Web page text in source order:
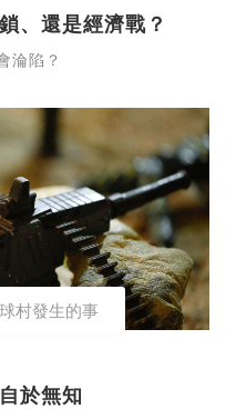
、還是經濟戰？
淪陷？
村發生的事
於無知